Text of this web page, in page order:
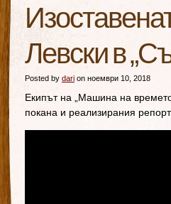
Левски в
Posted by dari on ноември 10, 2018
Екипът на „Машина на
покана и реализирания